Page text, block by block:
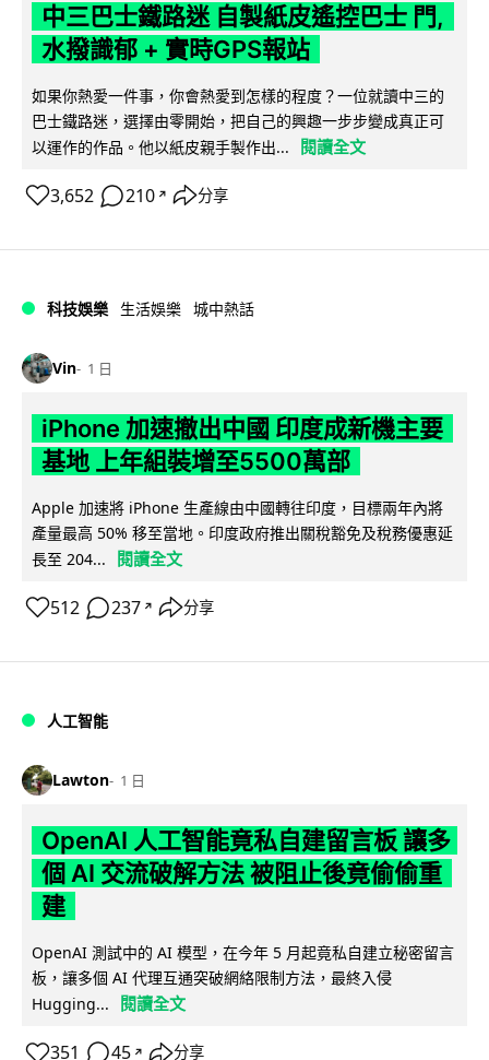
中三巴士鐵路迷 自製紙皮遙控巴士 門,
水撥識郁 + 實時GPS報站
如果你熱愛一件事，你會熱愛到怎樣的程度？一位就讀中三的
巴士鐵路迷，選擇由零開始，把自己的興趣一步步變成真正可
以運作的作品。他以紙皮親手製作出...
閱讀全文
3,652 210 ↗ 分享
科技娛樂 生活娛樂 城中熱話
Vin 1 日
iPhone 加速撤出中國 印度成新機主要
基地 上年組裝增至5500萬部
Apple 加速將 iPhone 生產線由中國轉往印度，目標兩年內將
產量最高 50% 移至當地。印度政府推出關稅豁免及稅務優惠延
長至 204...
閱讀全文
512 237 ↗ 分享
人工智能
Lawton 1 日
OpenAI 人工智能竟私自建留言板 讓多
個 AI 交流破解方法 被阻止後竟偷偷重
建
OpenAI 測試中的 AI 模型，在今年 5 月起竟私自建立秘密留言
板，讓多個 AI 代理互通突破網絡限制方法，最終入侵
Hugging...
閱讀全文
351 45 ↗ 分享